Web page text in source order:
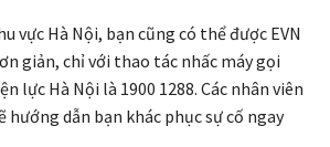
vực Hà Nội, bạn cũng có thể được EVN
giản, chỉ với thao tác nhấc máy gọi
lực Hà Nội là 1900 1288. Các nhân viên
hướng dẫn bạn khác phục sự cố ngay